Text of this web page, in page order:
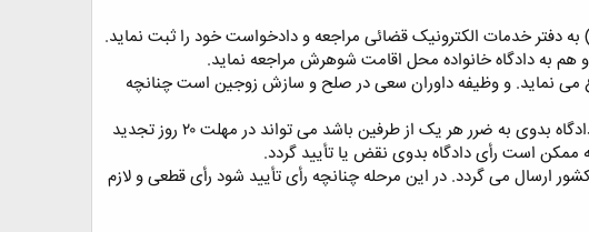
دفتر خدمات الکترونیک قضائی مراجعه و دادخواست خود را ثبت نماید.
می نماید. و وظیفه داوران سعی در صلح و سازش زوجین است چنانچه
و در نهایت دادگاه با توجه به مدارک و ادله زوجه وگزارش داوران اقدام به صدور رأی می نماید و رأی دادگاه بدوی به ضرر هر یک از طرفین باشد می تواند در مهلت ۲۰ روز تجدید
ممکن است رأی دادگاه بدوی نقض یا تأیید گردد.
ارسال می گردد. در این مرحله چنانچه رأی تأیید شود رأی قطعی و لازم